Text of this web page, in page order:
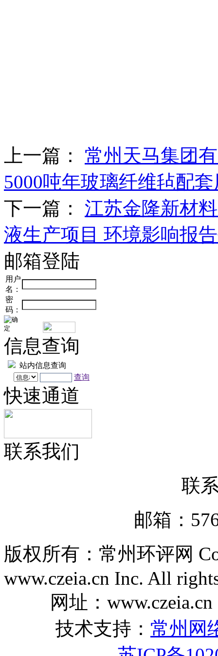
上一篇： 常州天马集团
5000吨年玻璃纤维毡配
下一篇： 江苏金隆新材
液生产项目 环境影响报
邮箱登陆
用户
名：
密
码：
信息查询
站内信息查询
查询
快速通道
联系我们
联
邮箱：
版权所有：常州环评网
www.czeia.cn Inc. All
网址：
技术支持： 常州网